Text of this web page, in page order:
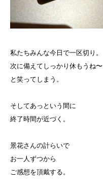
私たちみんな今日で一区切り。
次に備えてしっかり休もうね〜
と笑ってしまう。
そしてあっという間に
終了時間が近づく。
景花さんの計らいで
お一人ずつから
ご感想を頂戴する。